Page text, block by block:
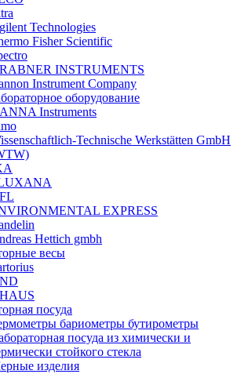
Technologies
Fisher Scientific
INSTRUMENTS
Instrument Company
оборудование
Instruments
Technische Werkstätten GmbH
EXPRESS
Hettich gmbh
весы
посуда
бариометры бутирометры
посуда из химически и
стойкого стекла
изделия